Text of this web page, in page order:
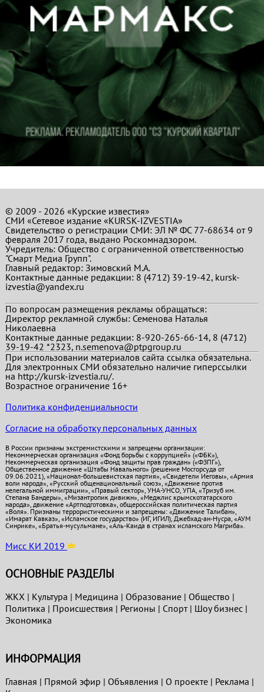
© 2009 - 2026 «Курские известия»
СМИ «Сетевое издание «KURSK-IZVESTIA»
Свидетельство о регистрации СМИ: ЭЛ № ФС 77-68634 от 9
февраля 2017 года, выдано Роскомнадзором.
Учредитель: Общество с ограниченной ответственностью
"Смарт Медиа Групп".
Главный редактор:Зимовский М.А.
Контактные данные редакции: 8 (4712) 39-19-42, kursk-
izvestia@yandex.ru
По вопросам размещения рекламы обращаться:
Директор рекламной службы: Семенова Наталья
Николаевна
Контактные данные редакции: 8-920-265-66-14, 8 (4712)
39-19-42 *2323, n.semenova@ptpgroup.ru
При использовании материалов сайта ссылка обязательна.
Для электронных СМИ обязательно наличие гиперссылки
на http://kursk-izvestia.ru/.
Возрастное ограничение 16+
Политика конфиденциальности
Согласие на обработку персональных данных
В России признаны экстремистскими и запрещены организации:
Некоммерческая организация «Фонд борьбы с коррупцией» («ФБК»),
Некоммерческая организация «Фонд защиты прав граждан» («ФЗПГ»),
Общественное движение «Штабы Навального» (решение Мосгорсуда от
09.06.2021), «Национал-большевистская партия», «Свидетели Иеговы», «Армия
воли народа», «Русский общенациональный союз», «Движение против
нелегальной иммиграции», «Правый сектор», УНА-УНСО, УПА, «Тризуб им.
Степана Бандеры», «Мизантропик дивижн», «Меджлис крымскотатарского
народа», движение «Артподготовка», общероссийская политическая партия
«Воля». Признаны террористическими и запрещены: «Движение Талибан»,
«Имарат Кавказ», «Исламское государство» (ИГ, ИГИЛ), Джебхад-ан-Нусра, «АУМ
Синрике», «Братья-мусульмане», «Аль-Каида в странах исламского Магриба».
Мисс КИ 2019
ОСНОВНЫЕ РАЗДЕЛЫ
ЖКХ| Культура | Медицина | Образование| Общество |
Политика | Проиcшествия | Регионы | Спорт| Шоу бизнес|
Экономика
ИНФОРМАЦИЯ
Главная | Прямой эфир | Объявления | О проекте| Реклама |